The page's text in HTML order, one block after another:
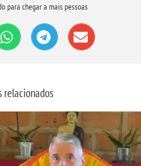
para chegar a mais pessoas
relacionados